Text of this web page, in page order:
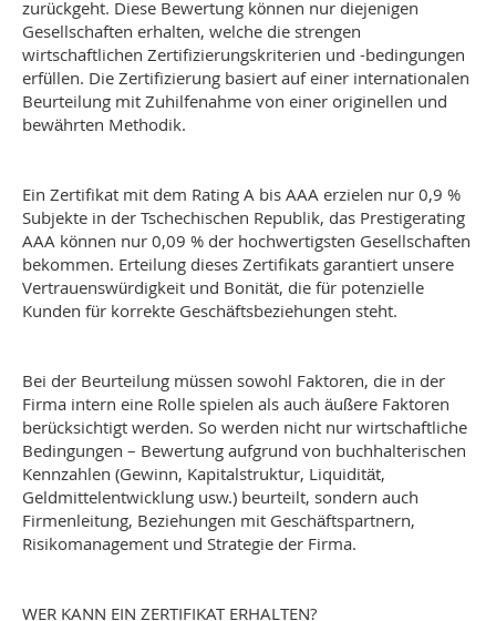
zurückgeht. Diese Bewertung können nur diejenigen
Gesellschaften erhalten, welche die strengen
wirtschaftlichen Zertifizierungskriterien und -bedingungen
erfüllen. Die Zertifizierung basiert auf einer internationalen
Beurteilung mit Zuhilfenahme von einer originellen und
bewährten Methodik.
Ein Zertifikat mit dem Rating A bis AAA erzielen nur 0,9 %
Subjekte in der Tschechischen Republik, das Prestigerating
AAA können nur 0,09 % der hochwertigsten Gesellschaften
bekommen. Erteilung dieses Zertifikats garantiert unsere
Vertrauenswürdigkeit und Bonität, die für potenzielle
Kunden für korrekte Geschäftsbeziehungen steht.
Bei der Beurteilung müssen sowohl Faktoren, die in der
Firma intern eine Rolle spielen als auch äußere Faktoren
berücksichtigt werden. So werden nicht nur wirtschaftliche
Bedingungen – Bewertung aufgrund von buchhalterischen
Kennzahlen (Gewinn, Kapitalstruktur, Liquidität,
Geldmittelentwicklung usw.) beurteilt, sondern auch
Firmenleitung, Beziehungen mit Geschäftspartnern,
Risikomanagement und Strategie der Firma.
WER KANN EIN ZERTIFIKAT ERHALTEN?